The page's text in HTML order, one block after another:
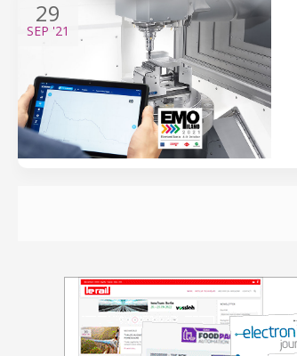
29
SEP '21